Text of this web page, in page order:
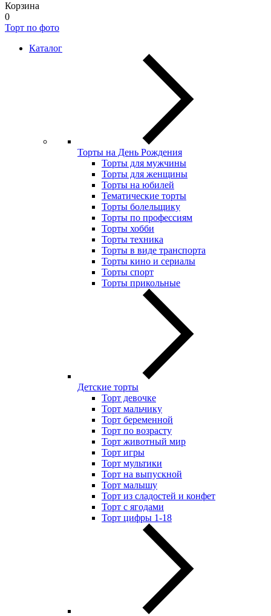
Корзина
0
Торт по фото
Каталог
Торты на День Рождения
Торты для мужчины
Торты для женщины
Торты на юбилей
Тематические торты
Торты болельщику
Торты по профессиям
Торты хобби
Торты техника
Торты в виде транспорта
Торты кино и сериалы
Торты спорт
Торты прикольные
Детские торты
Торт девочке
Торт мальчику
Торт беременной
Торт по возрасту
Торт животный мир
Торт игры
Торт мультики
Торт на выпускной
Торт малышу
Торт из сладостей и конфет
Торт с ягодами
Торт цифры 1-18